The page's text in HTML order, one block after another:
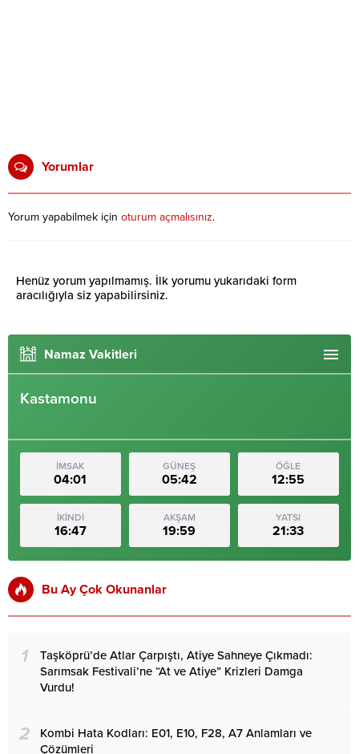
Yorumlar
Yorum yapabilmek için oturum açmalısınız.
Henüz yorum yapılmamış. İlk yorumu yukarıdaki form
aracılığıyla siz yapabilirsiniz.
Namaz Vakitleri
Kastamonu
İMSAK
04:01
GÜNEŞ
05:42
ÖĞLE
12:55
İKİNDİ
16:47
AKŞAM
19:59
YATSI
21:33
Bu Ay Çok Okunanlar
1
Taşköprü’de Atlar Çarpıştı, Atiye Sahneye Çıkmadı:
Sarımsak Festivali’ne “At ve Atiye” Krizleri Damga
Vurdu!
2
Kombi Hata Kodları: E01, E10, F28, A7 Anlamları ve
Çözümleri